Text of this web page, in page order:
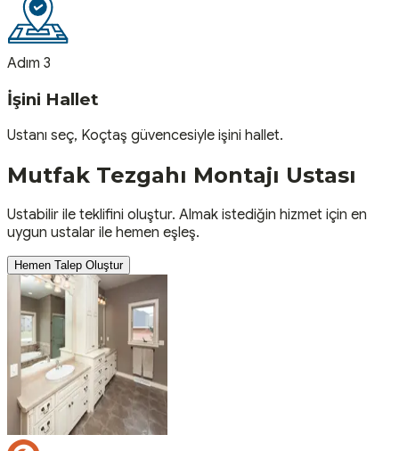
Adım 3
İşini Hallet
Ustanı seç, Koçtaş güvencesiyle işini hallet.
Mutfak Tezgahı Montajı Ustası
Ustabilir ile teklifini oluştur. Almak istediğin hizmet için en
uygun ustalar ile hemen eşleş.
Hemen Talep Oluştur